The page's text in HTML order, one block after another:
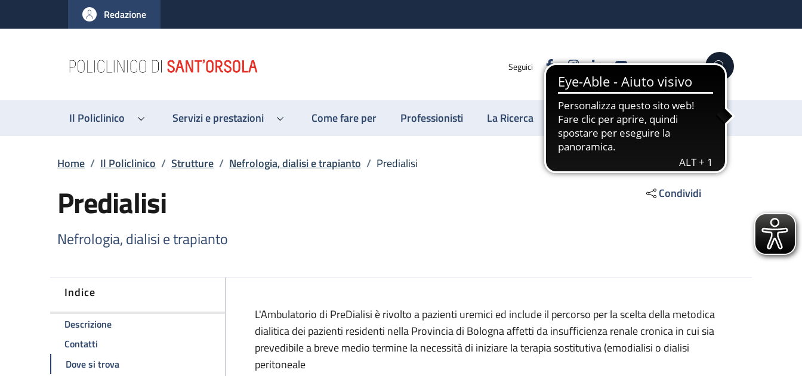
al contenuto principale
to footer content
Redazione
Seguici FacebookInstagram
LinkedinYouTube Cerca
Il Policlinico Servizi e prestazioni Come fare per Professionisti La Ricerca Sostienici
Briciole di pane
Home / Il Policlinico / Strutture / Nefrologia, dialisi e trapianto / Predialisi
Predialisi
Nefrologia, dialisi e trapianto
Condividi
Indice
Descrizionedella pagina Predialisi
Contatti
Dove si trovadella pagina Predialisi
Descrizione
L'Ambulatorio di PreDialisi è rivolto a pazienti uremici ed include il percorso per la scelta della metodica
dialitica dei pazienti residenti nella Provincia di Bologna affetti da insufficienza renale cronica in cui sia
prevedibile a breve medio termine la necessità di iniziare la terapia sostitutiva (emodialisi o dialisi
peritoneale